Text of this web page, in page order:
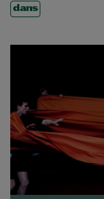
dans